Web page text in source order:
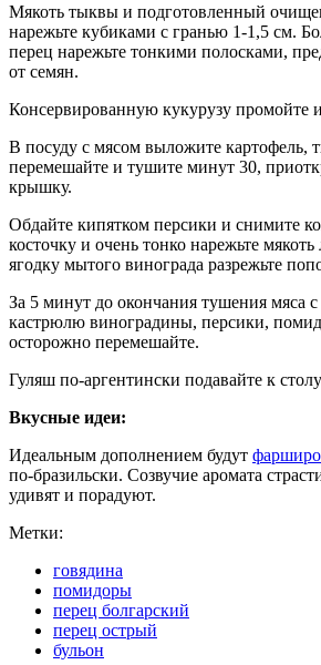
Мякоть тыквы и подготовленный
нарежьте кубиками с гранью 1-1,5 см.
перец нарежьте тонкими полосками,
от семян.
Консервированную кукурузу промойте и
В посуду с мясом выложите картофель,
перемешайте и тушите минут 30,
крышку.
Обдайте кипятком персики и снимите
косточку и очень тонко нарежьте
ягодку мытого винограда разрежьте
За 5 минут до окончания тушения мяса
кастрюлю виноградины, персики,
осторожно перемешайте.
Гуляш по-аргентински подавайте к
Вкусные идеи:
Идеальным дополнением будут
по-бразильски. Созвучие аромата
удивят и порадуют.
Метки:
говядина
помидоры
перец болгарский
перец острый
бульон